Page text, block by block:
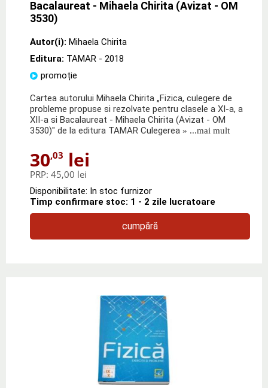
Bacalaureat - Mihaela Chirita (Avizat - OM
3530)
Autor(i): Mihaela Chirita
Editura: TAMAR - 2018
promoție
Cartea autorului Mihaela Chirita „Fizica, culegere de
probleme propuse si rezolvate pentru clasele a XI-a, a
XII-a si Bacalaureat - Mihaela Chirita (Avizat - OM
3530)" de la editura TAMAR Culegerea » ...mai mult
30,03 lei
PRP: 45,00 lei
Disponibilitate: In stoc furnizor
Timp confirmare stoc: 1 - 2 zile lucratoare
cumpără